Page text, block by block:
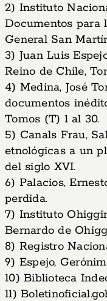
2) Instituto
Documentos para
General San
3) Juan Luis
Reino de Chile,
4) Medina, José
documentos
Tomos (T) 1 al 30.
5) Canals Frau,
etnológicas a un
del siglo XVI.
6) Palacios,
perdida.
7) Instituto
Bernardo de
8) Registro
9) Espejo,
10) Biblioteca
11)